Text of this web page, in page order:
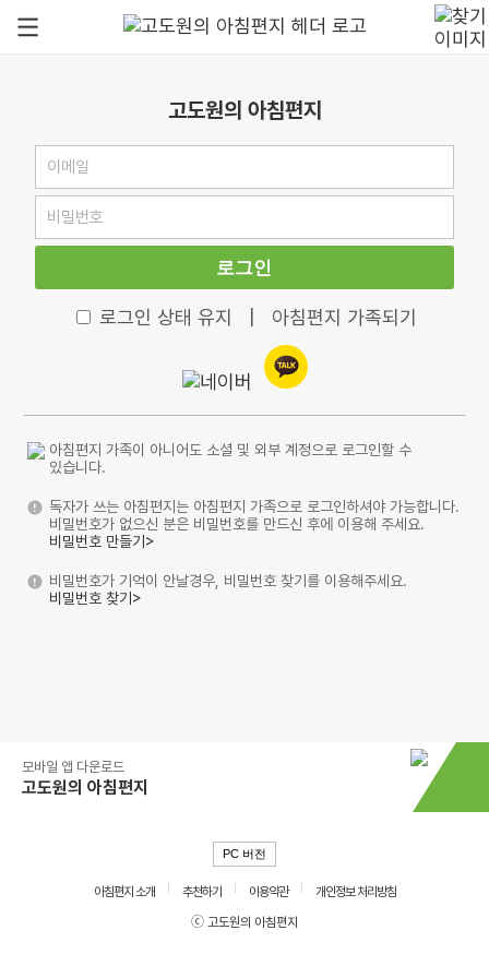
고도원의 아침편지
로그인
로그인 상태 유지 아침편지 가족되기
아침편지 가족이 아니어도 소셜 및 외부 계정으로 로그인할 수
있습니다.
독자가 쓰는 아침편지는 아침편지 가족으로 로그인하셔야 가능합니다.
비밀번호가 없으신 분은 비밀번호를 만드신 후에 이용해 주세요.
비밀번호 만들기>
비밀번호가 기억이 안날경우, 비밀번호 찾기를 이용해주세요.
비밀번호 찾기>
모바일 앱 다운로드
고도원의 아침편지
PC 버전
아침편지 소개 추천하기 이용약관
개인정보 처리방침
ⓒ 고도원의 아침편지